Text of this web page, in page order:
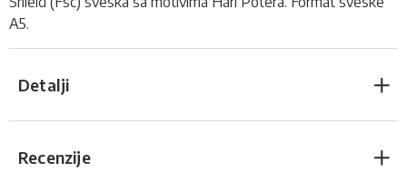
A5.
Detalji
Recenzije